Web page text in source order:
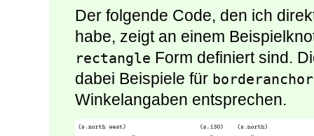
Der folgende Code, den ich
habe, zeigt an einem
rectangle Form definiert sind.
dabei Beispiele für borderanchor
Winkelangaben entsprechen.